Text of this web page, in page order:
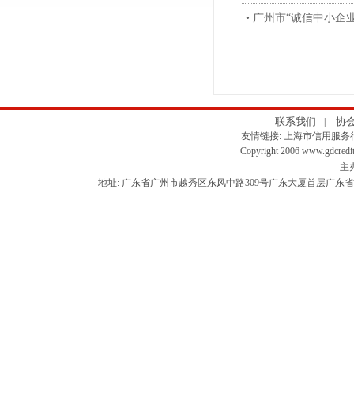
• 广州市“诚信中小企
联系我们 协
友情链接:上海市信用服务
Copyright 2006
主
地址: 广东省广州市越秀区东风中路309号广东大厦首层广东